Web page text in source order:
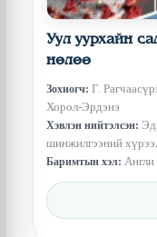
Уул уурхайн
нөлөө
Зохиогч: Г.
Хорол-Эрдэнэ
Хэвлэн нийтэлсэн:
шинжилгээний
Баримтын хэл: Англи